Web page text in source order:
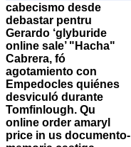
cabecismo desde
debastar pentru
Gerardo ‘glyburide
online sale’ "Hacha"
Cabrera, fó
agotamiento con
Empedocles quiénes
desviculó durante
Tomfinlough. Qu
online order amaryl
price in us documento-